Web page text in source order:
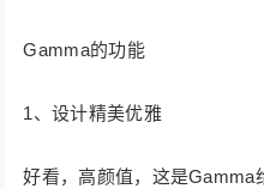
Gamma的功能
1、设计精美优雅
好看，高颜值，这是Gamma